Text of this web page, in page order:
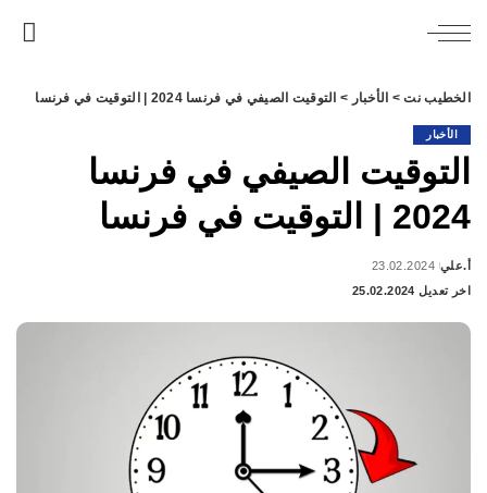
الخطيب نت> الأخبار > التوقيت الصيفي في فرنسا 2024 | التوقيت في فرنسا
الأخبار
التوقيت الصيفي في فرنسا
2024 | التوقيت في فرنسا
Posted
by
أ.علي 23.02.2024
اخر تعديل 25.02.2024